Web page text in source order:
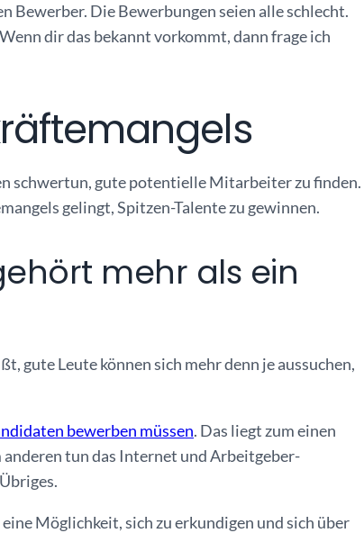
Bewerber. Die Bewerbungen seien alle schlecht.
dir das bekannt vorkommt, dann frage ich
schwertun, gute potentielle Mitarbeiter zu finden.
gelingt, Spitzen-Talente zu gewinnen.
mehr als ein
gute Leute können sich mehr denn je aussuchen,
bewerben müssen. Das liegt zum einen
tun das Internet und Arbeitgeber-
Möglichkeit, sich zu erkundigen und sich über